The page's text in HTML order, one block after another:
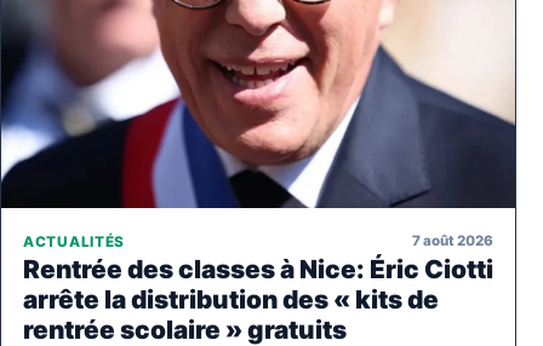
ACTUALITÉS 7 août 2026
Rentrée des classes à Nice: Éric Ciotti
arrête la distribution des « kits de
rentrée scolaire » gratuits